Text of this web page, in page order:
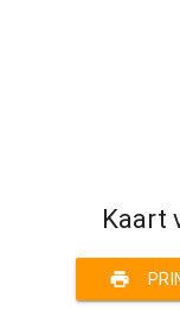
Kaart
print